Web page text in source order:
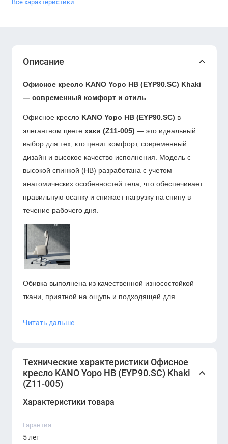
Все характеристики
Описание
Офисное кресло KANO Yopo HB (EYP90.SC) Khaki
— современный комфорт и стиль
Офисное кресло KANO Yopo HB (EYP90.SC) в
элегантном цвете хаки (Z11-005) — это идеальный
выбор для тех, кто ценит комфорт, современный
дизайн и высокое качество исполнения. Модель с
высокой спинкой (HB) разработана с учетом
анатомических особенностей тела, что обеспечивает
правильную осанку и снижает нагрузку на спину в
течение рабочего дня.
Обивка выполнена из качественной износостойкой
ткани, приятной на ощупь и подходящей для
оснащено механизмом качания с регулировкой
Характеристики:
Модель:
Читать дальше
Технические характеристики Офисное
кресло KANO Yopo HB (EYP90.SC) Khaki
(Z11-005)
Характеристики товара
Гарантия
5 лет